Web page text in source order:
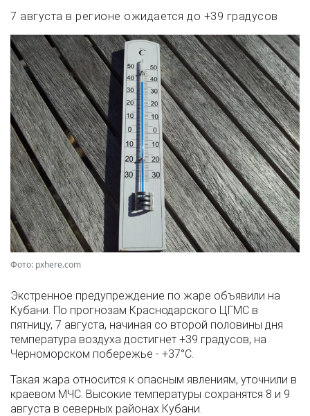
7 августа в регионе ожидается до +39 градусов
Фото: pxhere.com
Экстренное предупреждение по жаре объявили на
Кубани. По прогнозам Краснодарского ЦГМС в
пятницу, 7 августа, начиная со второй половины дня
температура воздуха достигнет +39 градусов, на
Черноморском побережье - +37°­С.
Такая жара относится к опасным явлениям, уточнили в
краевом МЧС. Высокие температуры сохранятся 8 и 9
августа в северных районах Кубани.